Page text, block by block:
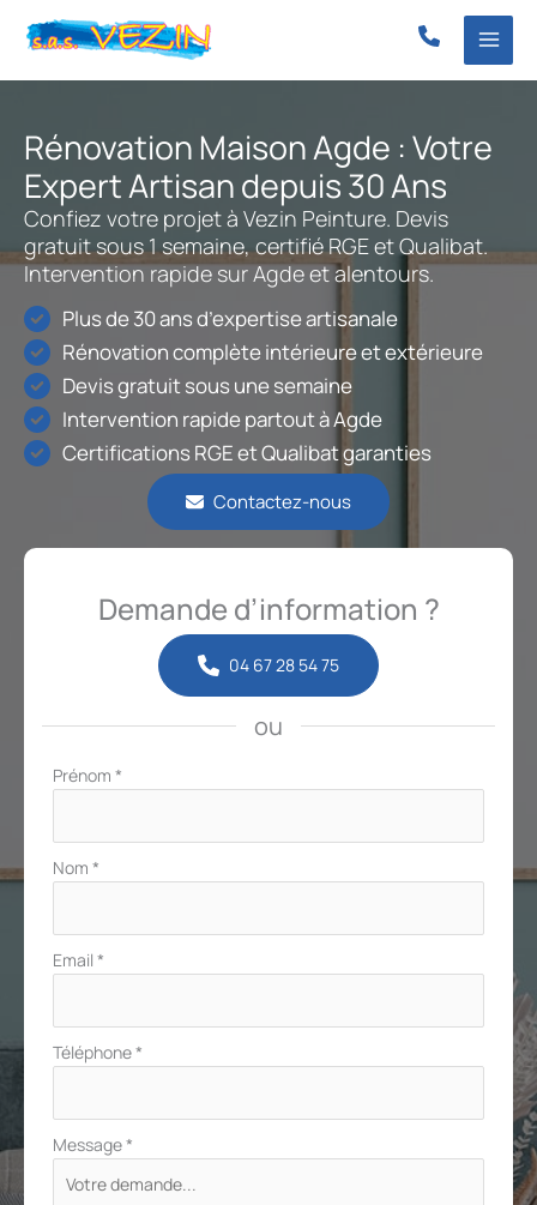
Rénovation Maison Agde : Votre
Expert Artisan depuis 30 Ans
Confiez votre projet à Vezin Peinture. Devis
gratuit sous 1 semaine, certifié RGE et Qualibat.
Intervention rapide sur Agde et alentours.
Plus de 30 ans d’expertise artisanale
Rénovation complète intérieure et extérieure
Devis gratuit sous une semaine
Intervention rapide partout à Agde
Certifications RGE et Qualibat garanties
Contactez-nous
Demande d’information ?
04 67 28 54 75
ou
Formulaire
Prénom *
Nom *
Email *
Téléphone*
Message*